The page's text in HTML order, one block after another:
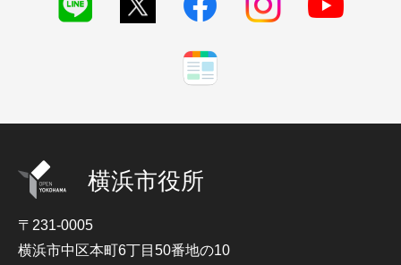
横浜市役所
〒231-0005
横浜市中区本町6丁目50番地の10